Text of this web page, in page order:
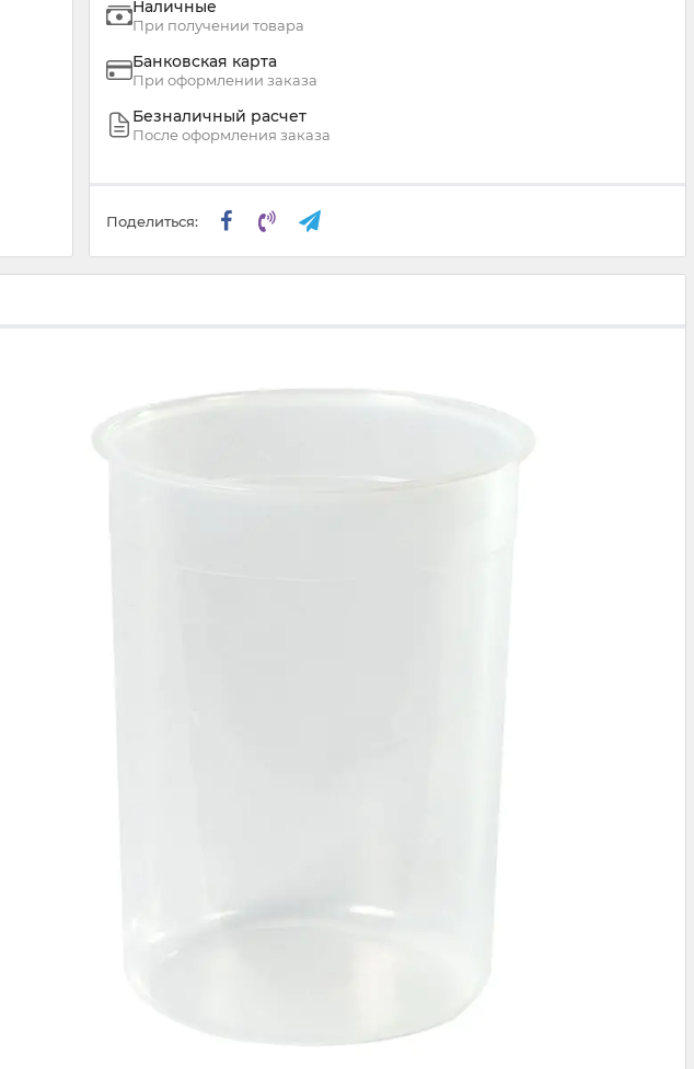
Наличные
При получении товара
Банковская карта
При оформлении заказа
Безналичный расчет
После оформления заказа
Поделиться: